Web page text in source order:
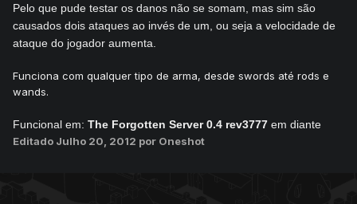
Pelo que pude testar os danos não se somam, mas sim são
causados dois ataques ao invés de um, ou seja a velocidade de
ataque do jogador aumenta.
Funciona com qualquer tipo de arma, desde swords até rods e
wands.
Funcional em: The Forgotten Server 0.4 rev3777 em diante
Editado Julho 20, 2012 por Oneshot